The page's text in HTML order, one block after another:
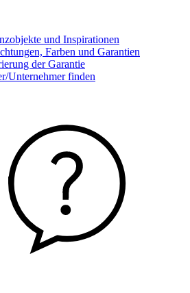
und Inspirationen
Farben und Garantien
der Garantie
Unternehmer finden